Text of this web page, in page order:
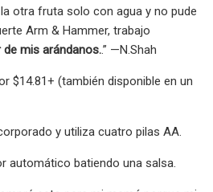
otra fruta solo con agua y no pude
Arm & Hammer, trabajo
mis arándanos..” —N.Shah
$14.81+ (también disponible en un
y utiliza cuatro pilas AA.
automático batiendo una salsa.